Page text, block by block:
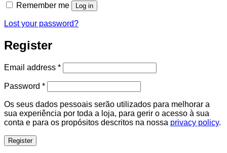
Remember me Log in
Lost your password?
Register
Email address *Required
Password *Required
Os seus dados pessoais serão utilizados para melhorar a
sua experiência por toda a loja, para gerir o acesso à sua
conta e para os propósitos descritos na nossa privacy policy.
Register